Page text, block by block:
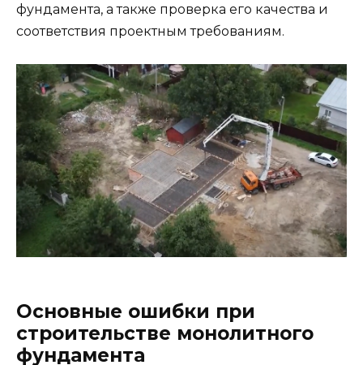
фундамента, а также проверка его качества и
соответствия проектным требованиям.
Основные ошибки при
строительстве монолитного
фундамента